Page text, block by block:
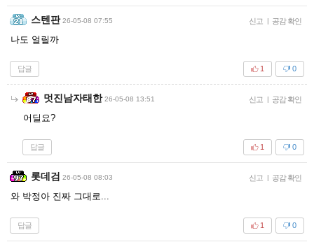
스텐판 26-05-08 07:55 신고 | 공감 확인
나도 얼릴까
답글 0
1
멋진남자태한 26-05-08 13:51 신고 | 공감 확인
어딜요?
답글 0
1
롯데검 26-05-08 08:03 신고 | 공감 확인
와 박정아 진짜 그대로...
답글 0
1